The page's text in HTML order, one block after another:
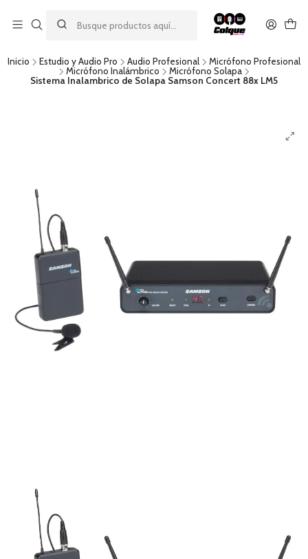
descuento por pago con transferencia bancaria
por una compra mínima de $49.990. Este descuento no es
acumulable a otras promociones ni aplicable a gastos de envío.
Inicio Estudio y Audio Pro Audio Profesional
Micrófono Profesional
Micrófono Inalámbrico
Micrófono Solapa
Sistema Inalambrico de Solapa Samson Concert 88x LM5